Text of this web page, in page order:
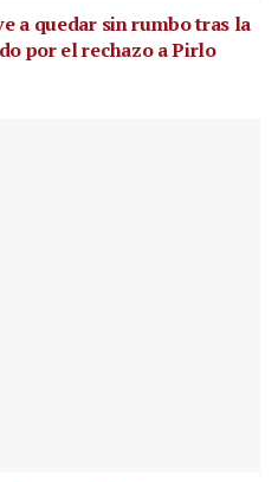
a quedar sin rumbo tras la
por el rechazo a Pirlo